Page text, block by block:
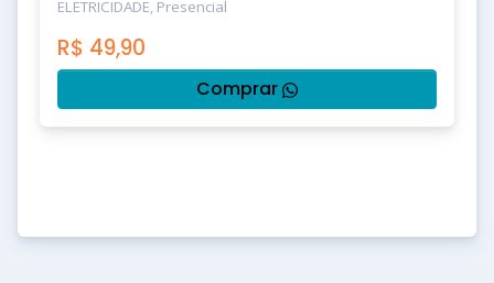
ELETRICIDADE, Presencial
R$ 49,90
Comprar